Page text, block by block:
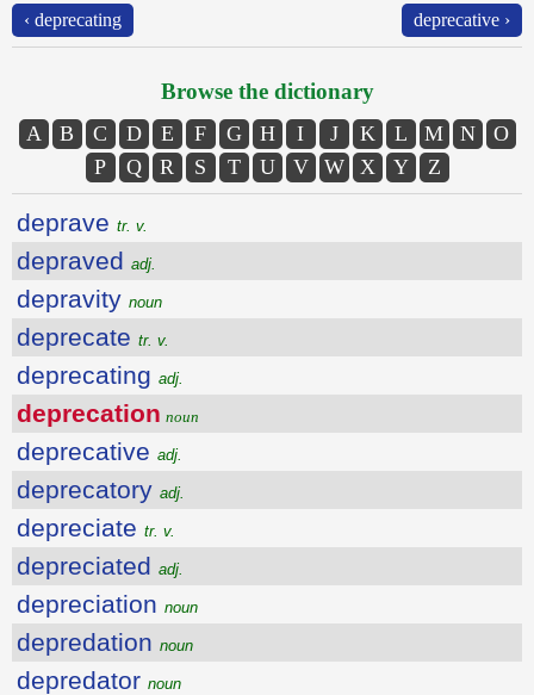
‹ deprecating deprecative ›
Browse the dictionary
A B C D E F G H I J K L M N
O
P
Q R S T U V W X Y Z
deprave tr. v.
depraved adj.
depravity noun
deprecate tr. v.
deprecating adj.
deprecation noun
deprecative adj.
deprecatory adj.
depreciate tr. v.
depreciated adj.
depreciation noun
depredation noun
depredator noun